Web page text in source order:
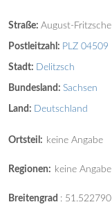
Straße: August-
Postleitzahl: PLZ 04509
Stadt: Delitzsch
Bundesland: Sachsen
Land: Deutschland
Ortsteil: keine Angabe
Regionen: keine Angabe
Breitengrad : 51.522790